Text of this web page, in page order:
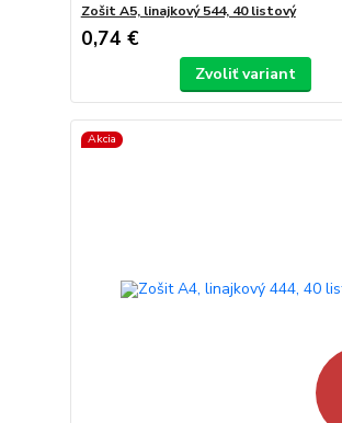
Zošit A5, linajkový 544, 40 listový
0,74 €
Zvoliť variant
Akcia